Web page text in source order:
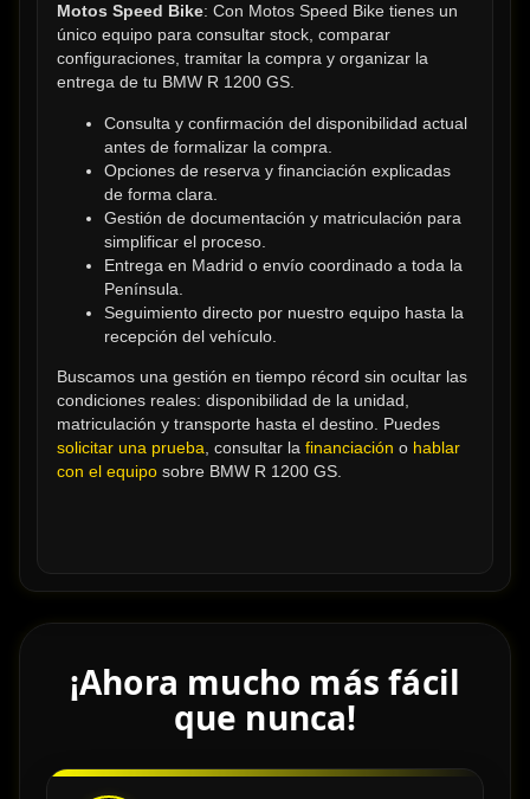
Motos Speed Bike: Con Motos Speed Bike tienes un
único equipo para consultar stock, comparar
configuraciones, tramitar la compra y organizar la
entrega de tu BMW R 1200 GS.
Consulta y confirmación del disponibilidad actual
antes de formalizar la compra.
Opciones de reserva y financiación explicadas
de forma clara.
Gestión de documentación y matriculación para
simplificar el proceso.
Entrega en Madrid o envío coordinado a toda la
Península.
Seguimiento directo por nuestro equipo hasta la
recepción del vehículo.
Buscamos una gestión en tiempo récord sin ocultar las
condiciones reales: disponibilidad de la unidad,
solicitar una prueba , consultar la financiación o hablar
con el equipo sobre BMW R 1200 GS.
¡Ahora mucho más fácil
que nunca!